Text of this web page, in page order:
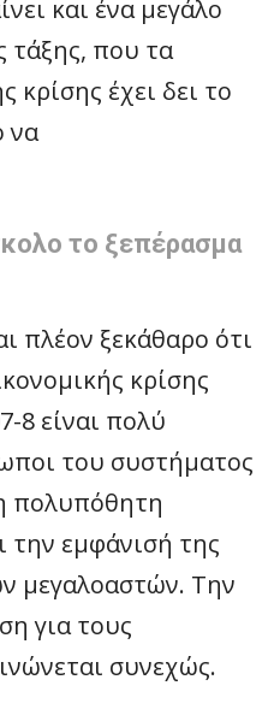
και ένα μεγάλο
τάξης, που τα
κρίσης έχει δει το
να
το ξεπέρασμα
πλέον ξεκάθαρο ότι
κρίσης
8 είναι πολύ
του συστήματος
πολυπόθητη
την εμφάνισή της
μεγαλοαστών. Την
για τους
συνεχώς.